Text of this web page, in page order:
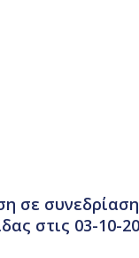
σε
στις 03-10-